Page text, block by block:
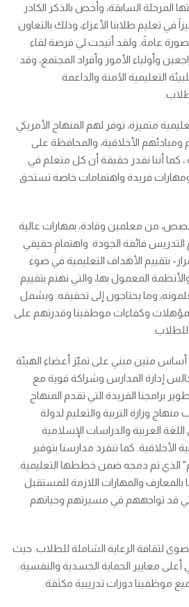
المرحلة السابقة، وأخص بالذكر الكادر
في تعليم طلابنا الأعزاء، وذلك بالتعاون
بصورة عامةً. ولقد أتيحت لي فرصة لقاء
وأولياء الأمور وأفراد المجتمع، وقد
التعليمية الآمنة والداعمة
متميزة، توفر لهم المنهاج الأمريكي
ومبادئهم الأخلاقية، والمحافظة على
، كما أننا نقدر حقيقة أن كل متعلم في
فريدة واهتمامات خاصة تستحق
من معلمين وقادة، بمهارات عالية
فائقة الجودة. واهتمامٍ حقيقي
بتقييم الأهداف التعليمية في ضوء
المعمول بها، والتي تهتم بتقييم
وما يحتاجون إلى تحقيقه. ويشمل
بمؤهلات وكفاءات موظفينا وقدرتهم على
أساس متين مبني على تميّز أعضاء الهيئة
إدارة المدارس وشراكة قوية مع
برامجنا الفريدة التي تقدم المنهاج
منهاج وزارة التربية والتعليم لدولة
اللغة العربية والدراسات الإسلامية
الأخلاقية. كما تنفرد مدارسنا بتوفير
الذي تم دمجه ضمن خططها التعليمية.
والمهارات اللازمة للمستقبل
قد تواجههم في مسيرتهم وحياتهم
لثقافة الرعاية الشاملة للطلاب. حيث
معايير الحماية الجسدية والنفسية.
موظفينا دورات تدريبية مكثفة